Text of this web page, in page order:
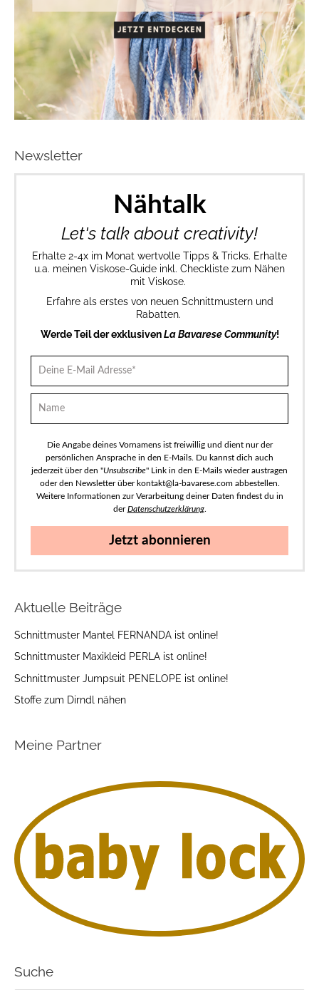
Newsletter
Nähtalk
Let's talk about creativity!
Erhalte 2-4x im Monat wertvolle Tipps & Tricks. Erhalte
u.a. meinen Viskose-Guide inkl. Checkliste zum Nähen
mit Viskose.
Erfahre als erstes von neuen Schnittmustern und
Rabatten.
Werde Teil der exklusivenLa Bavarese Community!
Die Angabe deines Vornamens ist freiwillig und dient nur der
persönlichen Ansprache in den E-Mails. Du kannst dich auch
jederzeit über den "Unsubscribe" Link in den E-Mails wieder austragen
oder den Newsletter über kontakt@la-bavarese.com abbestellen.
Weitere Informationen zur Verarbeitung deiner Daten findest du in
derDatenschutzerklärung.
Jetzt abonnieren
Aktuelle Beiträge
Schnittmuster Mantel FERNANDA ist online!
Schnittmuster Maxikleid PERLA ist online!
Schnittmuster Jumpsuit PENELOPE ist online!
Stoffe zum Dirndl nähen
Meine Partner
Suche